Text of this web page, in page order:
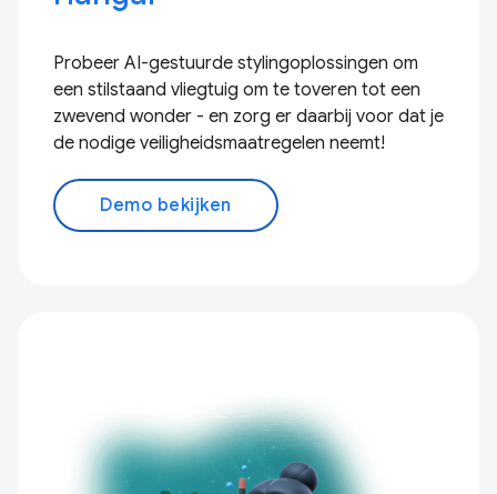
Probeer AI-gestuurde stylingoplossingen om
een ​​stilstaand vliegtuig om te toveren tot een
zwevend wonder - en zorg er daarbij voor dat je
de nodige veiligheidsmaatregelen neemt!
Demo bekijken